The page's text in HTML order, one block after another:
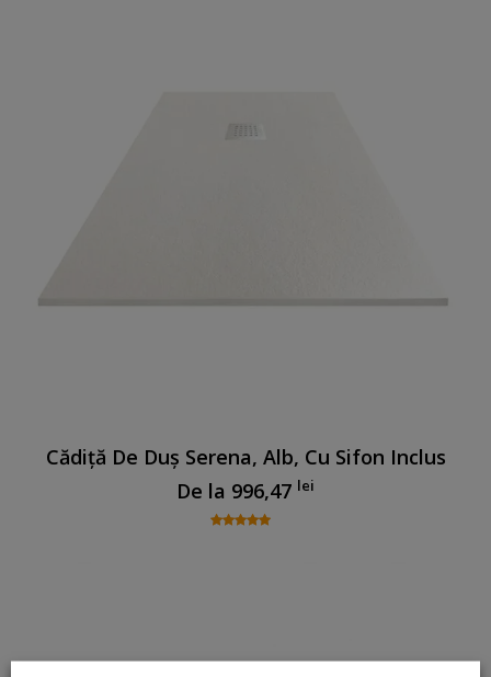
Cădiță De Duș Serena, Alb, Cu Sifon Inclus
De la 996,47 lei